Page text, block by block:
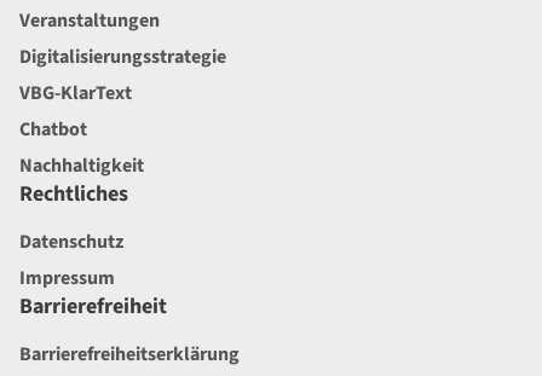
Veranstaltungen
Digitalisierungsstrategie
VBG-KlarText
Chatbot
Nachhaltigkeit
Rechtliches
Datenschutz
Impressum
Barrierefreiheit
Barrierefreiheitserklärung